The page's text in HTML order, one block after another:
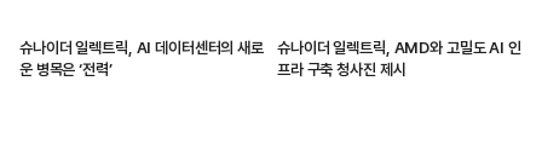
슈나이더 일렉트릭, AI 데이터센터의 새로
운 병목은 ‘전력’
슈나이더 일렉트릭, AMD와 고밀도 AI 인
프라 구축 청사진 제시